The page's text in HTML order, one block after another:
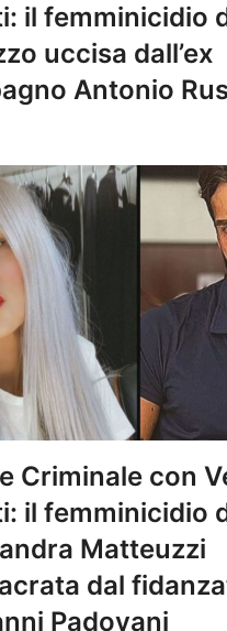
il femminicidio
uccisa dall’ex
Antonio
Criminale con
il femminicidio
Matteuzzi
dal
Padovani